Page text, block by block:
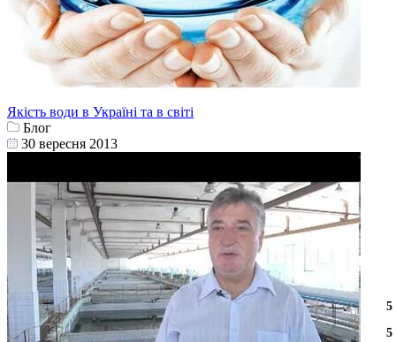
3
3
2
2
3
3
5
5
Якість води в Україні та в світі
Блог
30 вересня 2013